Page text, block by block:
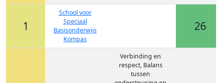
1
School voor
Speciaal
Basisonderwijs
Kompas
26
Verbinding en
respect, Balans
tussen